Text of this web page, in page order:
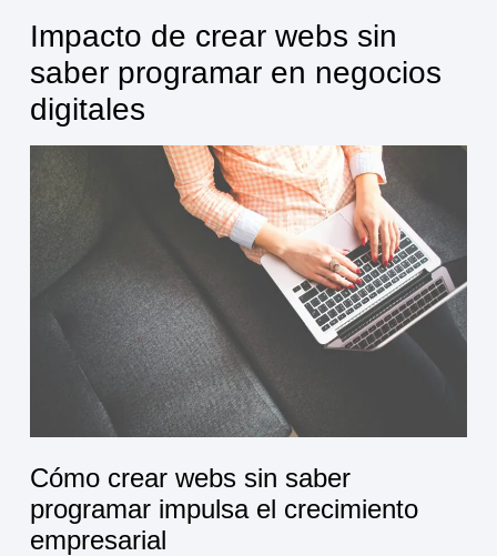
Impacto de crear webs sin
saber programar en negocios
digitales
Cómo crear webs sin saber
programar impulsa el crecimiento
empresarial